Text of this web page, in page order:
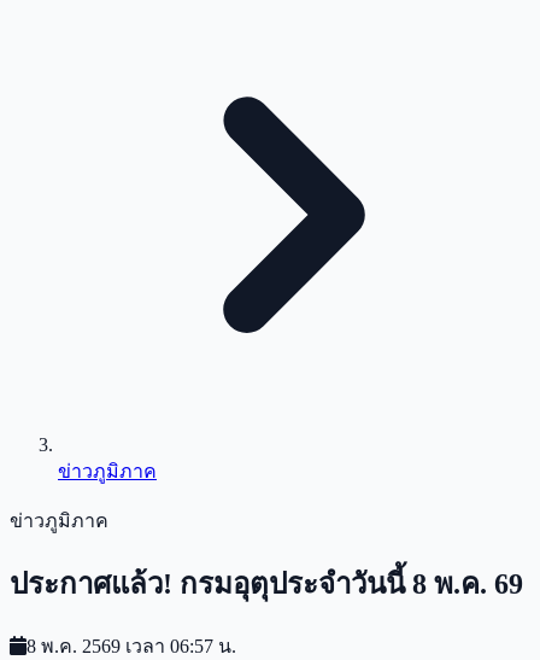
ข่าวภูมิภาค
ข่าวภูมิภาค
ประกาศแล้ว! กรมอุตุประจำวันนี้ 8 พ.ค. 69
8 พ.ค. 2569 เวลา 06:57 น.